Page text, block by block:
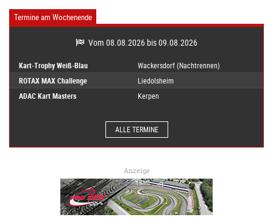
Termine am Wochenende
Vom 08.08.2026 bis 09.08.2026
Kart-Trophy Weiß-Blau
Wackersdorf (Nachtrennen)
ROTAX MAX Challenge
Liedolsheim
ADAC Kart Masters
Kerpen
ALLE TERMINE
Anzeige